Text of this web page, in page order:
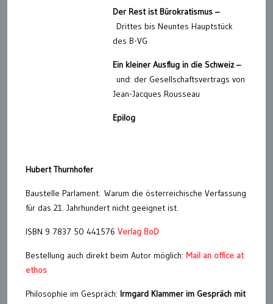
Der Rest ist Bürokratismus –
Drittes bis Neuntes Hauptstück
des B-VG
Ein kleiner Ausflug in die Schweiz –
und: der Gesellschaftsvertrags von
Jean-Jacques Rousseau
Epilog
Hubert Thurnhofer
Baustelle Parlament. Warum die österreichische Verfassung
für das 21. Jahrhundert nicht geeignet ist.
ISBN 9 7837 50 441576 Verlag BoD
Bestellung auch direkt beim Autor möglich: Mail an office at
ethos
Philosophie im Gespräch: Irmgard Klammer im Gespräch mit